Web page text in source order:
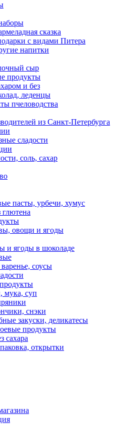
сказка
с видами Питера
напитки
сыр
продукты
и без
леденцы
пчеловодства
из Санкт-Петербурга
сладости
соль, сахар
пасты, урбечи, хумус
овощи и ягоды
и ягоды в шоколаде
соусы
мука, суп
снэки
закуски, деликатесы
продукты
сахара
открытки